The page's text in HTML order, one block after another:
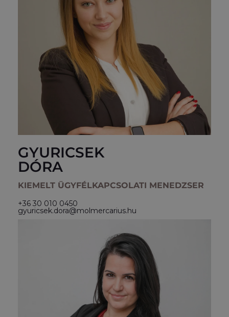
GYURICSEK
DÓRA
KIEMELT ÜGYFÉLKAPCSOLATI MENEDZSER
+36 30 010 0450
gyuricsek.dora@molmercarius.hu